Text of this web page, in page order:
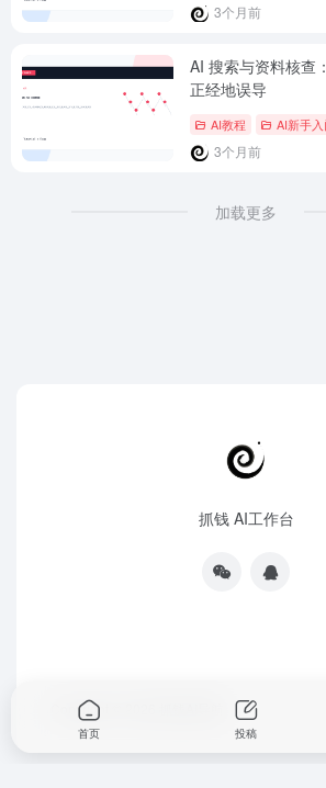
3个月前
AI 搜索与资料核查
正经地误导
AI教程 AI新手入
3个月前
加载更多
抓钱 AI工作台
Copyright © 2026
首页 投稿